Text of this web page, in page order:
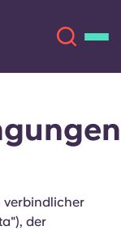
verbindlicher
der